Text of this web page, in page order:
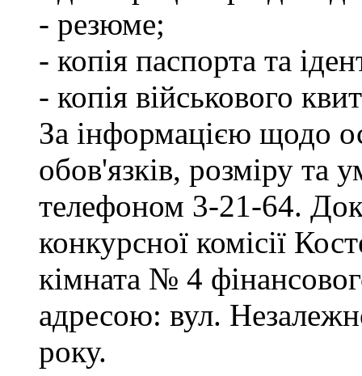
- резюме;
- копія паспорта та
- копія військового
За інформацією щодо
обов'язків, розміру та
телефоном 3-21-64.
конкурсної комісії
кімната № 4
адресою: вул.
року.